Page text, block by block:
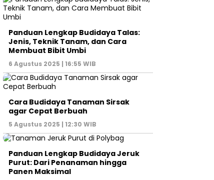
Panduan Lengkap Budidaya Talas:
Jenis, Teknik Tanam, dan Cara
Membuat Bibit Umbi
6 Agustus 2025 | 16:55 WIB
Cara Budidaya Tanaman Sirsak
agar Cepat Berbuah
5 Agustus 2025 | 12:30 WIB
Panduan Lengkap Budidaya Jeruk
Purut: Dari Penanaman hingga
Panen Maksimal